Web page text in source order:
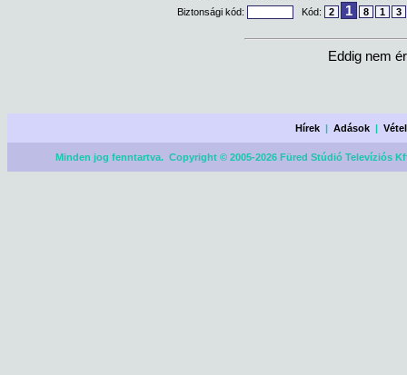
Biztonsági kód:
Kód: 2 1 8 1 3
Eddig nem
Hírek |Adások |
Minden jog fenntartva. Copyright © 2005-2026 Füred Stúdió Televíziós